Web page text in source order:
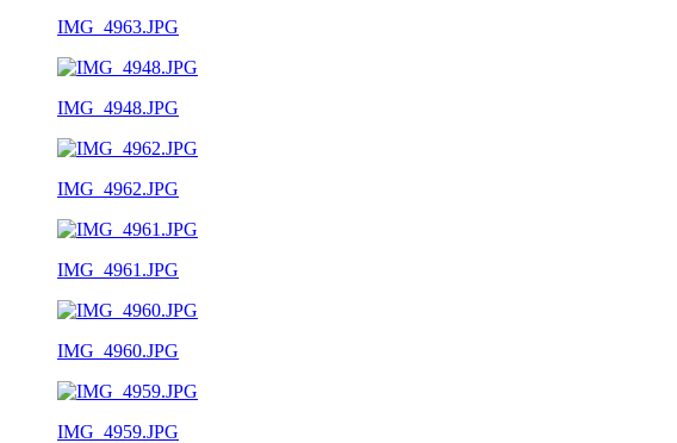
IMG_4963.JPG
IMG_4948.JPG
IMG_4962.JPG
IMG_4961.JPG
IMG_4960.JPG
IMG_4959.JPG